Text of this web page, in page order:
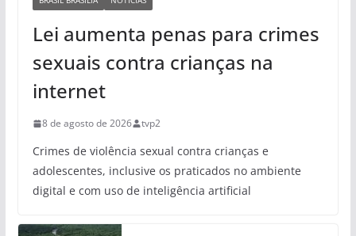
Lei aumenta penas para crimes
sexuais contra crianças na
internet
8 de agosto de 2026 tvp2
Crimes de violência sexual contra crianças e
adolescentes, inclusive os praticados no ambiente
digital e com uso de inteligência artificial